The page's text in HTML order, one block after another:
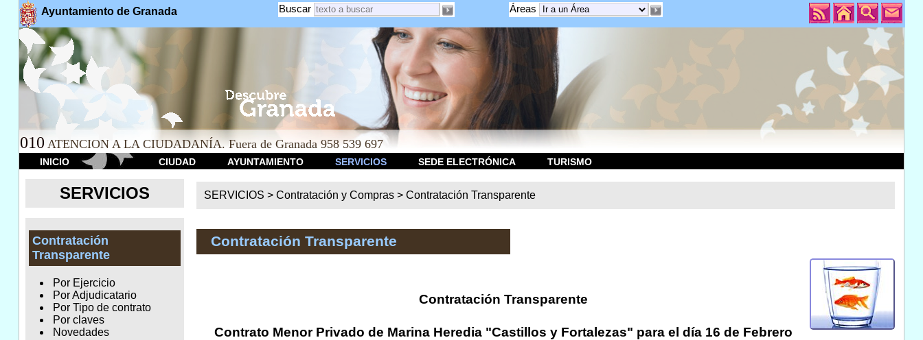
Ayuntamiento de Granada Áreas
Buscar
010 ATENCION A LA CIUDADANÍA. Fuera de Granada 958 539 697
INICIO CIUDAD AYUNTAMIENTO SERVICIOS SEDE ELECTRÓNICA TURISMO
SERVICIOS
Contratación
Transparente
Por Ejercicio
Por Adjudicatario
Por Tipo de contrato
Por claves
Novedades
SERVICIOS >Contratación y Compras >Contratación Transparente
Contratación Transparente
Contratación Transparente
Contrato Menor Privado de Marina Heredia "Castillos y Fortalezas" para el día 16 de Febrero